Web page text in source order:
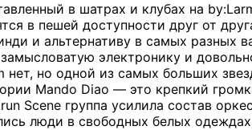
в шатрах и клубах на
в пешей доступности друг от
и альтернативу в самых разных
электронику и
но одной из самых больших
Mando Diao — это крепкий
Scene группа усилила состав
люди в свободных белых